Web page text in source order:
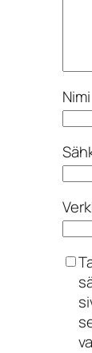
Nimi